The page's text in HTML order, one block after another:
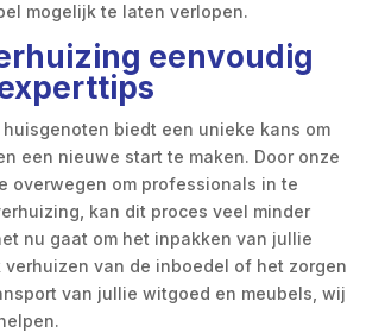
mogelijk te laten verlopen.
eenvoudig
biedt een unieke kans om
een nieuwe start te maken. Door onze
overwegen om professionals in te
kan dit proces veel minder
nu gaat om het inpakken van jullie
van de inboedel of het zorgen
van jullie witgoed en meubels, wij